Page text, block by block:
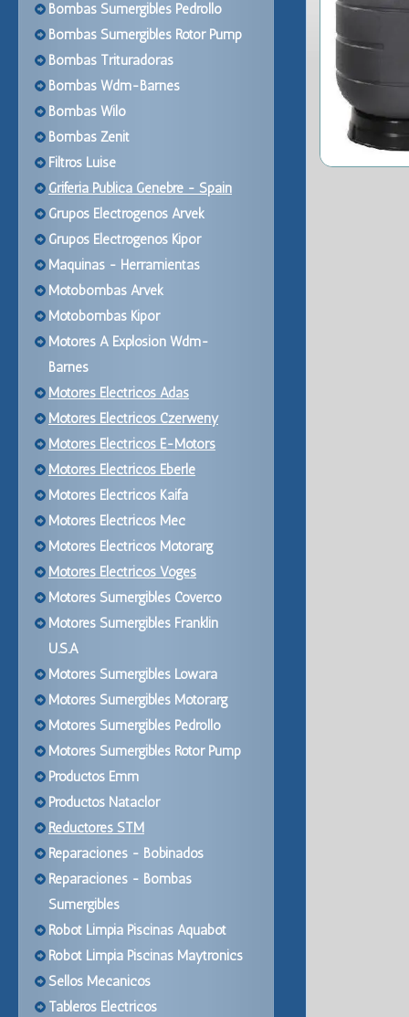
Bombas Sumergibles Pedrollo
Bombas Sumergibles Rotor Pump
Bombas Trituradoras
Bombas Wdm-Barnes
Bombas Wilo
Bombas Zenit
Filtros Luise
Griferia Publica Genebre - Spain
Grupos Electrogenos Arvek
Grupos Electrogenos Kipor
Maquinas - Herramientas
Motobombas Arvek
Motobombas Kipor
Motores A Explosion Wdm-
Barnes
Motores Electricos Adas
Motores Electricos Czerweny
Motores Electricos E-Motors
Motores Electricos Eberle
Motores Electricos Kaifa
Motores Electricos Mec
Motores Electricos Motorarg
Motores Electricos Voges
Motores Sumergibles Coverco
Motores Sumergibles Franklin
U.S.A
Motores Sumergibles Lowara
Motores Sumergibles Motorarg
Motores Sumergibles Pedrollo
Motores Sumergibles Rotor Pump
Productos Emm
Productos Nataclor
Reductores STM
Reparaciones - Bobinados
Reparaciones - Bombas
Sumergibles
Robot Limpia Piscinas Aquabot
Robot Limpia Piscinas Maytronics
Sellos Mecanicos
Tableros Electricos